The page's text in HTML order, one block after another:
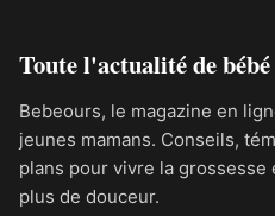
Toute l'actualité de
Bebeours, le magazine en
jeunes mamans. Conseils,
plans pour vivre la grossesse
plus de douceur.